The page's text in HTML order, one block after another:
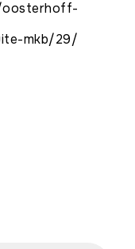
oosterhoff-
mkb/29/